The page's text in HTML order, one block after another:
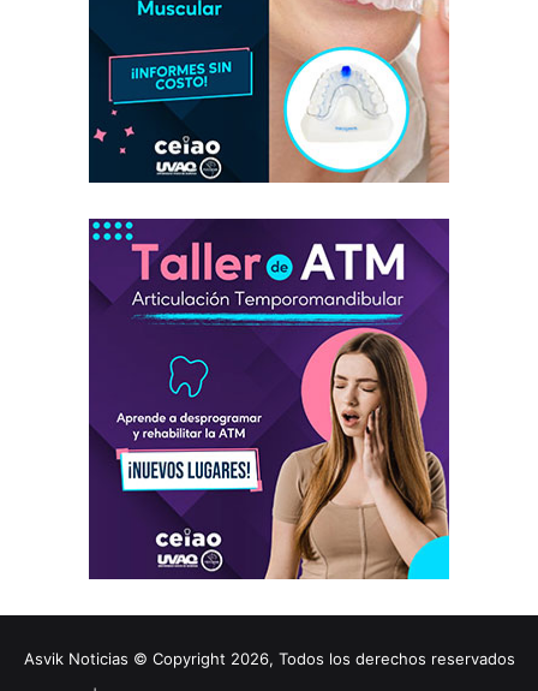
Asvik Noticias © Copyright 2026, Todos los derechos reservados